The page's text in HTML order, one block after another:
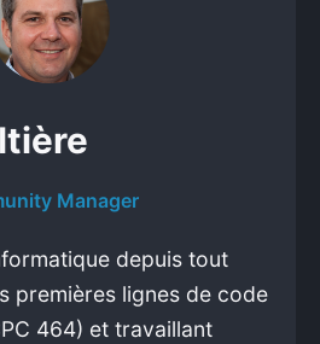
Manager
depuis tout
premières lignes de code
464) et travaillant